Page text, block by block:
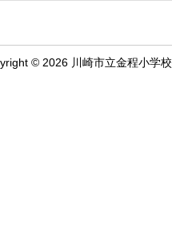
© 2026 川崎市立金程小学校